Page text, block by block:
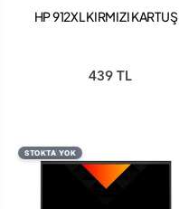
HP 912XL KIRMIZI KARTUŞ
439 TL
STOKTA YOK